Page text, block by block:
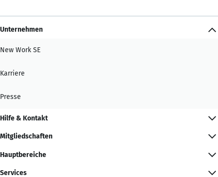
Unternehmen
New Work SE
Karriere
Presse
Hilfe & Kontakt
Mitgliedschaften
Hauptbereiche
Services